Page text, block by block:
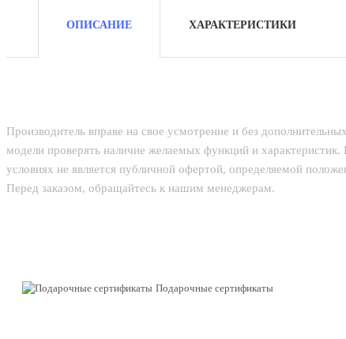
ОПИСАНИЕ ХАРАКТЕРИСТИКИ
Производитель вправе на свое усмотрение и без
модели проверять наличие желаемых функций и
условиях не является публичной офертой, определяемой
Перед заказом, обращайтесь к нашим менеджерам.
Подарочные сертификаты